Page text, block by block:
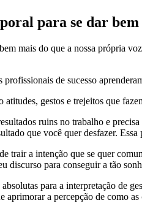
para se dar
mais do que a nossa própria
de sucesso
atitudes, gestos e trejeitos que
ruins no trabalho e
que você quer desfazer.
trair a intenção que se quer
discurso para conseguir a tão
para a interpretação de
aprimorar a percepção de como